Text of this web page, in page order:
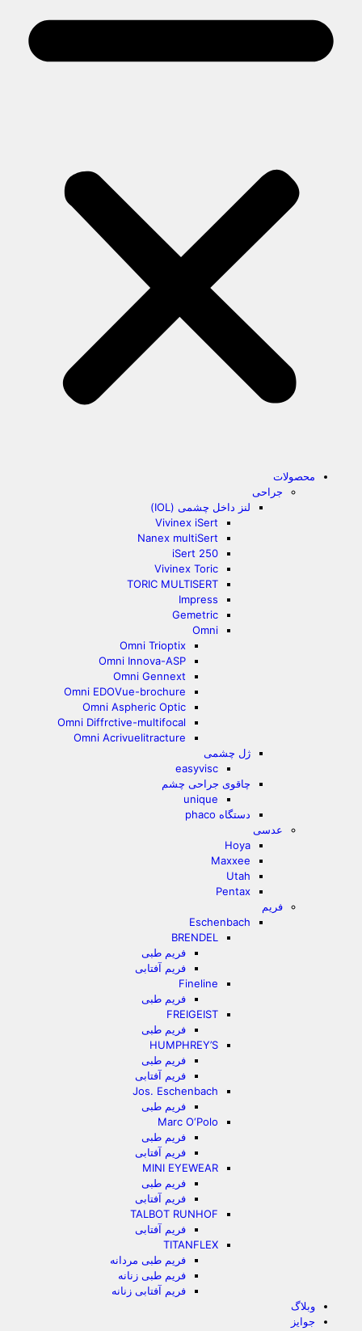
محصولات
جراحی
لنز داخل چشمی (IOL)
Vivinex iSert
Nanex multiSert
iSert 250
Vivinex Toric
TORIC MULTISERT
Impress
Gemetric
Omni
Omni Trioptix
Omni Innova-ASP
Omni Gennext
Omni EDOVue-brochure
Omni Aspheric Optic
Omni Diffrctive-multifocal
Omni Acrivuelitracture
ژل چشمی
easyvisc
چاقوی جراحی چشم
unique
دستگاه phaco
عدسی
Hoya
Maxxee
Utah
Pentax
فریم
Eschenbach
BRENDEL
فریم طبی
فریم آفتابی
Fineline
فریم طبی
FREIGEIST
فریم طبی
HUMPHREY’S
فریم طبی
فریم آفتابی
Jos. Eschenbach
فریم طبی
Marc O‘Polo
فریم طبی
فریم آفتابی
MINI EYEWEAR
فریم طبی
فریم آفتابی
TALBOT RUNHOF
فریم آفتابی
TITANFLEX
فریم طبی مردانه
فریم طبی زنانه
فریم آفتابی زنانه
وبلاگ
جوایز